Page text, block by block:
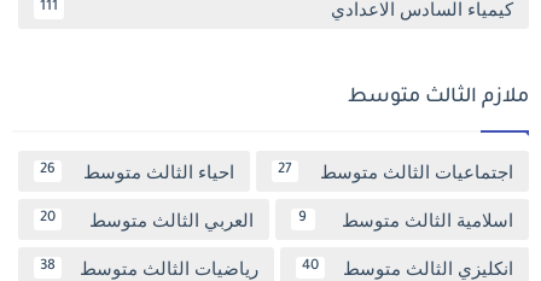
كيمياء السادس الاعدادي 111
ملازم الثالث متوسط
اجتماعيات الثالث متوسط 27 احياء الثالث متوسط 26
اسلامية الثالث متوسط 9 العربي الثالث متوسط 20
انكليزي الثالث متوسط 40 رياضيات الثالث متوسط 38